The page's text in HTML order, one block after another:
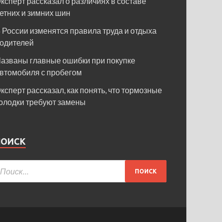
и зимних шин
России изменятся правила труда и отдыха
главные ошибки при покупке
с пробегом
рассказал, как понять, что тормозные
требуют замены